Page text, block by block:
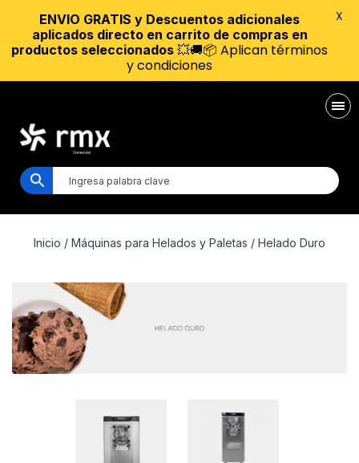
Inicio / Máquinas para Helados y Paletas / Helado Duro
ENVIO GRATIS y Descuentos adicionales
aplicados directo en carrito de compras en
productos seleccionados 💥🚚📦 Aplican términos
y condiciones
X